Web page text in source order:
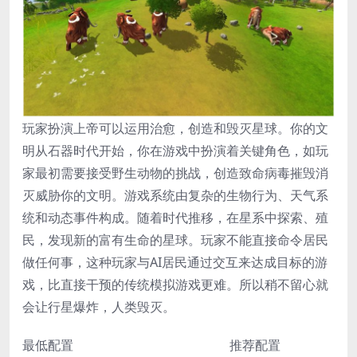
玩家扮演上帝可以运用治愈，创造和毁灭星球。你的文
明从石器时代开始，你在游戏中扮演着关键角色，如玩
家最初需要接受野生动物的挑战，创造致命病毒摧毁消
灭威胁你的文明。游戏系统由复杂的生物行为、天气系
统和动态事件构成。随着时代推移，在星系中探索、殖
民，发现新的富有生命的星球。玩家不能直接命令居民
做任何事，这种玩家与AI居民通过交互来达成目标的游
戏，比直接干预的传统模拟游戏更难。所以稍不留心就
会让行星爆炸，人类毁灭。
最低配置 推荐配置